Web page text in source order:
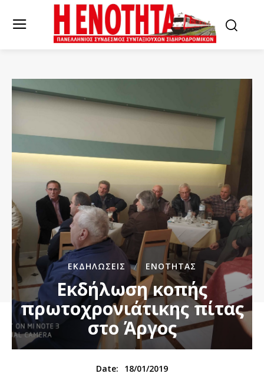
ΕΚΔΗΛΏΣΕΙΣ ΕΝΌΤΗΤΑΣ
Εκδήλωση κοπής
πρωτοχρονιάτικης πίτας
στο Άργος
Date: 18/01/2019